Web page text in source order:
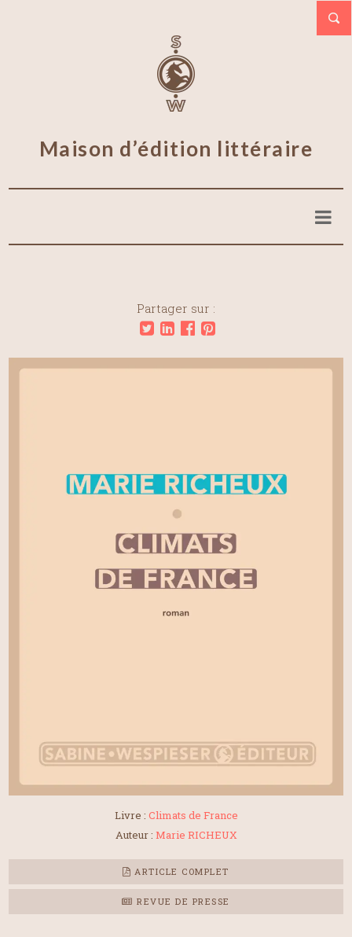
Maison d’édition littéraire
Partager sur :
Livre : Climats de France
Auteur : Marie RICHEUX
ARTICLE COMPLET
REVUE DE PRESSE